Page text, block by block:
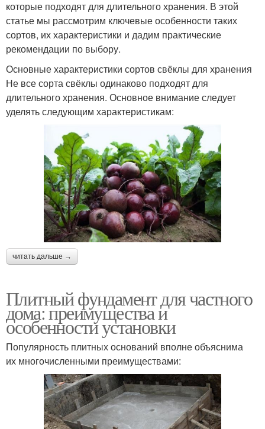
которые подходят для длительного хранения. В этой
статье мы рассмотрим ключевые особенности таких
сортов, их характеристики и дадим практические
рекомендации по выбору.
Основные характеристики сортов свёклы для хранения
Не все сорта свёклы одинаково подходят для
длительного хранения. Основное внимание следует
уделять следующим характеристикам:
читать дальше →
Плитный фундамент для частного
дома: преимущества и
особенности установки
Популярность плитных оснований вполне объяснима
их многочисленными преимуществами: